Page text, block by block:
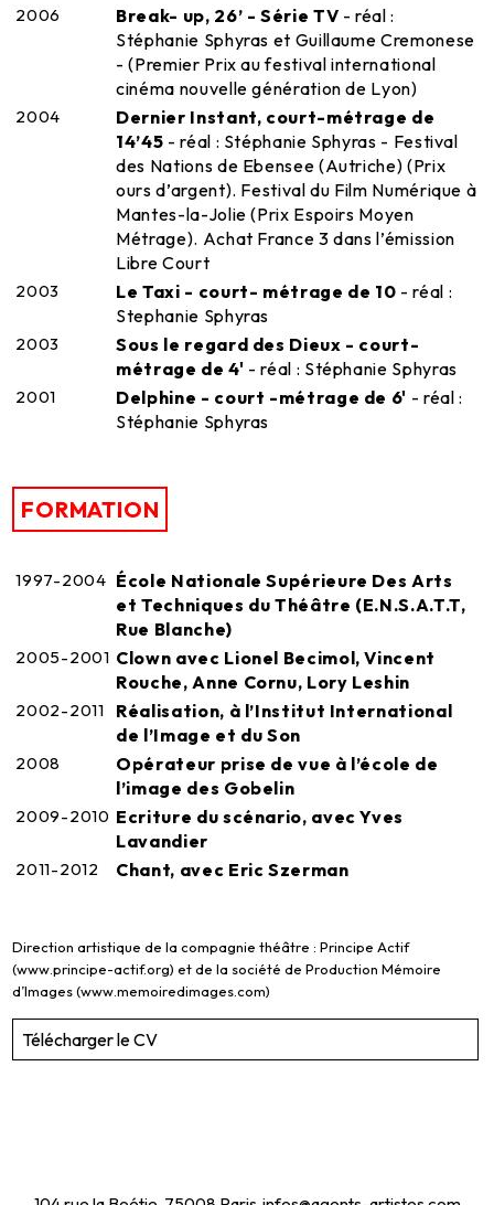
2006 Break- up, 26’ - Série TV - réal :
Stéphanie Sphyras et Guillaume Cremonese
- (Premier Prix au festival international
cinéma nouvelle génération de Lyon)
2004
Dernier Instant, court-métrage de
14’45 - réal : Stéphanie Sphyras - Festival
des Nations de Ebensee (Autriche) (Prix
ours d’argent). Festival du Film Numérique à
Mantes-la-Jolie (Prix Espoirs Moyen
Métrage). Achat France 3 dans l’émission
Libre Court
2003 Le Taxi - court- métrage de 10 - réal :
Stephanie Sphyras
2003
Sous le regard des Dieux - court-
métrage de 4' - réal : Stéphanie Sphyras
2001 Delphine - court -métrage de 6' - réal :
Stéphanie Sphyras
FORMATION
1997-2004 École Nationale Supérieure Des Arts
et Techniques du Théâtre (E.N.S.A.T.T,
Rue Blanche)
2005-2001 Clown avec Lionel Becimol, Vincent
Rouche, Anne Cornu, Lory Leshin
2002-2011
Réalisation, à l’Institut International
de l’Image et du Son
2008
Opérateur prise de vue à l’école de
l’image des Gobelin
2009-2010 Ecriture du scénario, avec Yves
Lavandier
2011-2012 Chant, avec Eric Szerman
Direction artistique de la compagnie théâtre : Principe Actif
(www.principe-actif.org) et de la société de Production Mémoire
d’Images (www.memoiredimages.com)
Télécharger le CV